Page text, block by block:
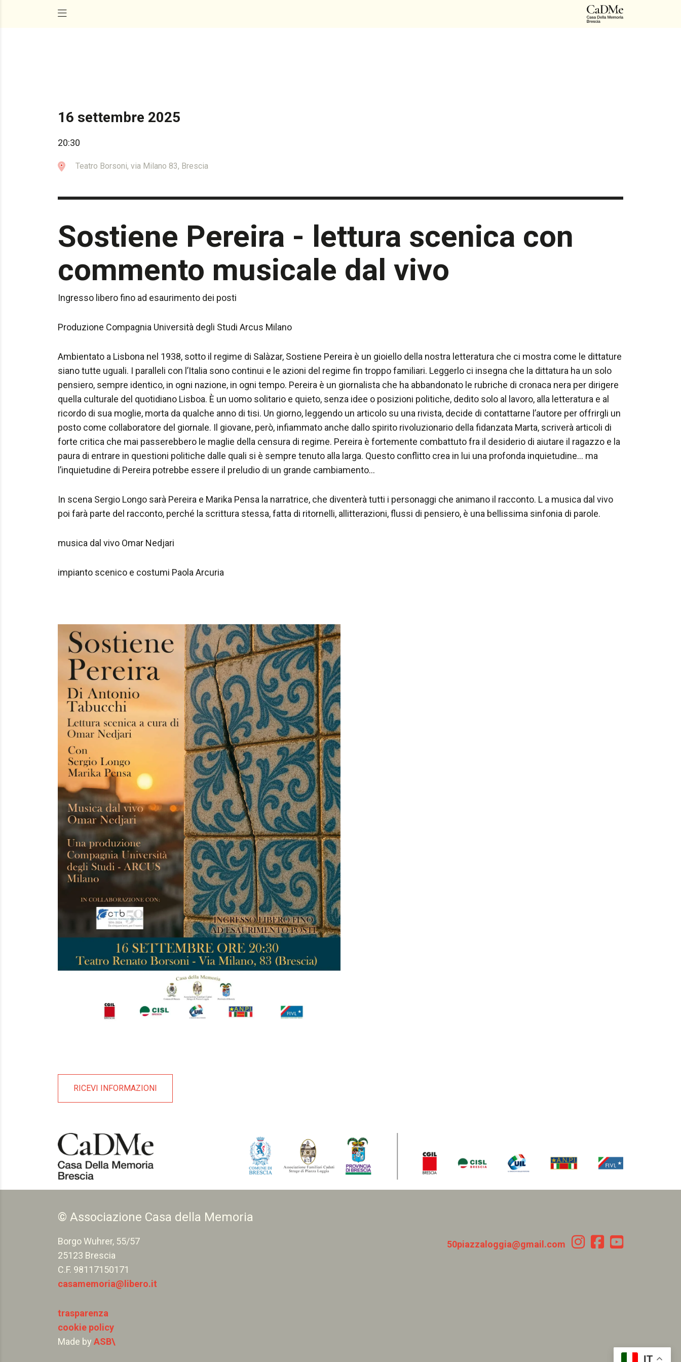
IT
16 settembre 2025
20:30
Teatro Borsoni, via Milano 83, Brescia
Sostiene Pereira - lettura scenica con
commento musicale dal vivo
Ingresso libero fino ad esaurimento dei posti
Produzione Compagnia Università degli Studi Arcus Milano
Ambientato a Lisbona nel 1938, sotto il regime di Salàzar, Sostiene Pereira è un gioiello della nostra letteratura che ci mostra come le dittature
siano tutte uguali. I paralleli con l’Italia sono continui e le azioni del regime fin troppo familiari. Leggerlo ci insegna che la dittatura ha un solo
pensiero, sempre identico, in ogni nazione, in ogni tempo. Pereira è un giornalista che ha abbandonato le rubriche di cronaca nera per dirigere
quella culturale del quotidiano Lisboa. È un uomo solitario e quieto, senza idee o posizioni politiche, dedito solo al lavoro, alla letteratura e al
ricordo di sua moglie, morta da qualche anno di tisi. Un giorno, leggendo un articolo su una rivista, decide di contattarne l’autore per offrirgli un
posto come collaboratore del giornale. Il giovane, però, infiammato anche dallo spirito rivoluzionario della fidanzata Marta, scriverà articoli di
forte critica che mai passerebbero le maglie della censura di regime. Pereira è fortemente combattuto fra il desiderio di aiutare il ragazzo e la
paura di entrare in questioni politiche dalle quali si è sempre tenuto alla larga. Questo conflitto crea in lui una profonda inquietudine… ma
l’inquietudine di Pereira potrebbe essere il preludio di un grande cambiamento…
In scena Sergio Longo sarà Pereira e Marika Pensa la narratrice, che diventerà tutti i personaggi che animano il racconto. L a musica dal vivo
poi farà parte del racconto, perché la scrittura stessa, fatta di ritornelli, allitterazioni, flussi di pensiero, è una bellissima sinfonia di parole.
musica dal vivo Omar Nedjari
impianto scenico e costumi Paola Arcuria
RICEVI INFORMAZIONI
© Associazione Casa della Memoria
Borgo Wuhrer, 55/57
25123 Brescia
C.F. 98117150171
casamemoria@libero.it
trasparenza
cookie policy
Made by ASB\
50piazzaloggia@gmail.com